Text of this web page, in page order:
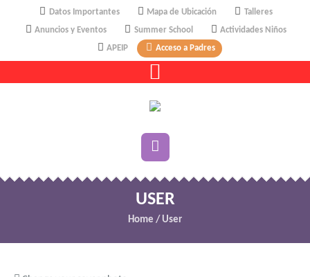
Datos Importantes Mapa de Ubicación
Talleres
Anuncios y Eventos
Summer School
Actividades Niños
APEIP
Acceso a Padres
USER
Home / User